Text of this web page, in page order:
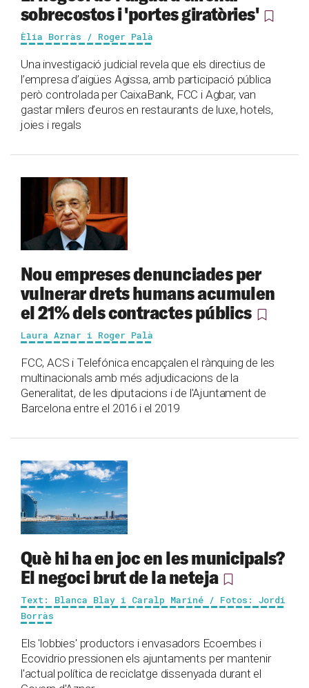
sobrecostos i 'portes giratòries'
Èlia Borràs / Roger Palà
Una investigació judicial revela que els directius de
l’empresa d’aigües Agissa, amb participació pública
però controlada per CaixaBank, FCC i Agbar, van
gastar milers d’euros en restaurants de luxe, hotels,
joies i regals
Nou empreses denunciades per
vulnerar drets humans acumulen
el 21% dels contractes públics
Laura Aznar i Roger Palà
FCC, ACS i Telefónica encapçalen el rànquing de les
multinacionals amb més adjudicacions de la
Generalitat, de les diputacions i de l'Ajuntament de
Barcelona entre el 2016 i el 2019
Què hi ha en joc en les municipals?
El negoci brut de la neteja
Text: Blanca Blay i Caralp Mariné / Fotos: Jordi
Borràs
Els 'lobbies' productors i envasadors Ecoembes i
Ecovidrio pressionen els ajuntaments per mantenir
l'actual política de reciclatge dissenyada durant el